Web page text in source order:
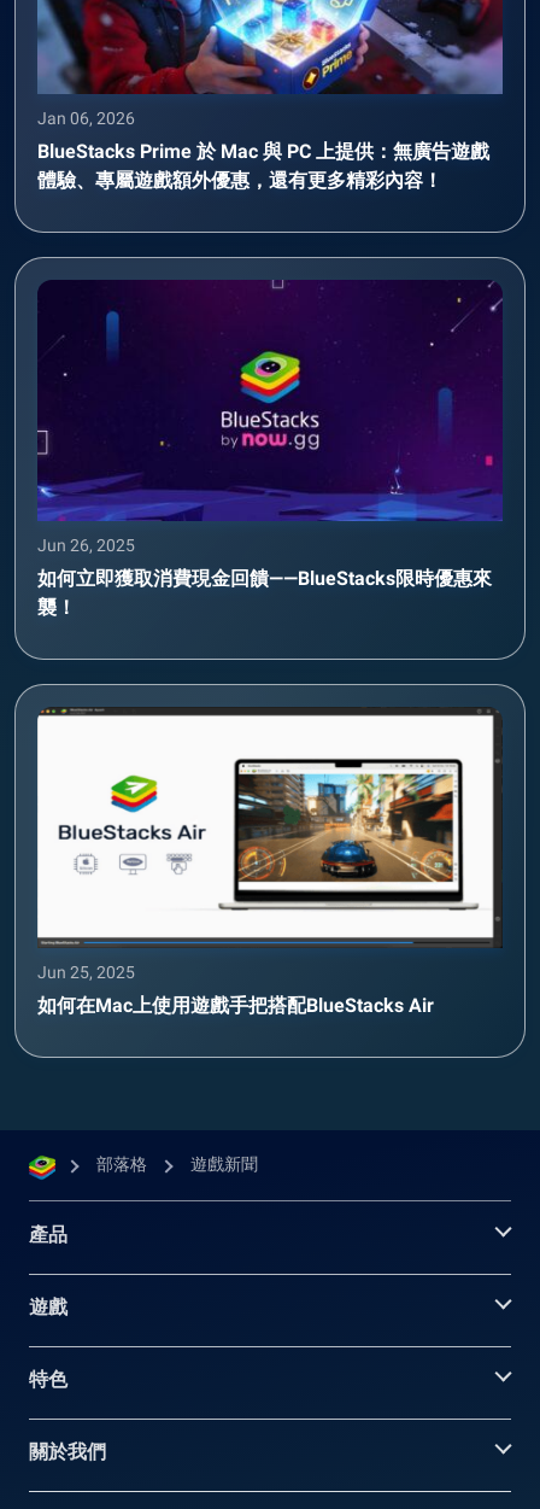
Jan 06, 2026
BlueStacks Prime 於 Mac 與 PC 上提供：無廣告遊戲
體驗、專屬遊戲額外優惠，還有更多精彩內容！
Jun 26, 2025
如何立即獲取消費現金回饋——BlueStacks限時優惠來
襲！
Jun 25, 2025
如何在Mac上使用遊戲手把搭配BlueStacks Air
部落格 遊戲新聞
產品
遊戲
特色
關於我們